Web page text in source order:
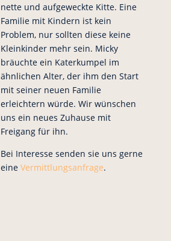
nette und aufgeweckte Kitte. Eine
Familie mit Kindern ist kein
Problem, nur sollten diese keine
Kleinkinder mehr sein. Micky
bräuchte ein Katerkumpel im
ähnlichen Alter, der ihm den Start
mit seiner neuen Familie
erleichtern würde. Wir wünschen
uns ein neues Zuhause mit
Freigang für ihn.
Bei Interesse senden sie uns gerne
eine Vermittlungsanfrage.